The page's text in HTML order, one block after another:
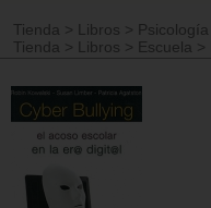
Tienda > Libros > Psicología
Tienda
> Libros > Escuela >